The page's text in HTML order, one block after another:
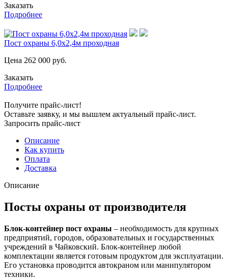
Заказать
Подробнее
Пост охраны 6,0х2,4м проходная
Цена 262 000 руб.
Заказать
Подробнее
Получите прайс-лист!
Оставьте заявку, и мы вышлем актуальный прайс-лист.
Запросить прайс-лист
Описание
Как купить
Оплата
Доставка
Описание
Посты охраны от производителя
Блок-контейнер пост охраны – необходимость для крупных
предприятий, городов, образовательных и государственных
учреждений в Чайковский. Блок-контейнер любой
комплектации является готовым продуктом для эксплуатации.
Его установка проводится автокраном или манипулятором
техники.